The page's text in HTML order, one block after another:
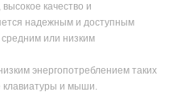
качество и
надежным и доступным
или низким
энергопотреблением таких
клавиатуры и мыши.